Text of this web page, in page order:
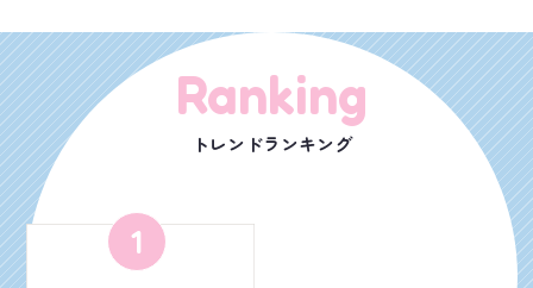
Ranking
トレンドランキング
1